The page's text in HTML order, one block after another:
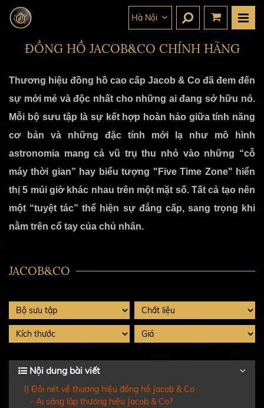
Hà Nội
ĐỒNG HỒ JACOB&CO CHÍNH HÃNG
Thương hiệu đồng hồ cao cấp Jacob & Co đã đem đến
sự mới mẻ và độc nhất cho những ai đang sở hữu nó.
Mỗi bộ sưu tập là sự kết hợp hoàn hảo giữa tính năng
cơ bản và những đặc tính mới lạ như mô hình
astronomia mang cả vũ trụ thu nhỏ vào những “cỗ
máy thời gian” hay biểu tượng "Five Time Zone" hiển
thị 5 múi giờ khác nhau trên một mặt số. Tất cả tạo nên
một “tuyệt tác” thể hiện sự đẳng cấp, sang trọng khi
nằm trên cổ tay của chủ nhân.
JACOB&CO
Nội dung bài viết
I) Đôi nét về thương hiệu đồng hồ Jacob & Co
- Ai sáng lập thương hiệu Jacob & Co?